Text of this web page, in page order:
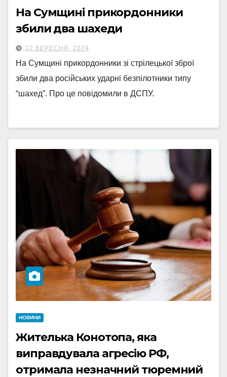
На Сумщині прикордонники
збили два шахеди
22 ВЕРЕСНЯ, 2024
На Сумщині прикордонники зі стрілецької зброї
збили два російських ударні безпілотники типу
“шахед”. Про це повідомили в ДСПУ.
НОВИНИ
Жителька Конотопа, яка
виправдувала агресію РФ,
отримала незначний тюремний